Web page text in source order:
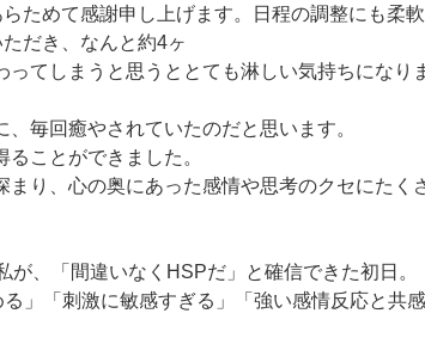
らためて感謝申し上げます。日程の調整にも柔軟
だき、なんと約4ヶ
てしまうと思うととても淋しい気持ちになり
毎回癒やされていたのだと思います。
ことができました。
り、心の奥にあった感情や思考のクセにたく
が、「間違いなくHSPだ」と確信できた初日。
」「刺激に敏感すぎる」「強い感情反応と共感